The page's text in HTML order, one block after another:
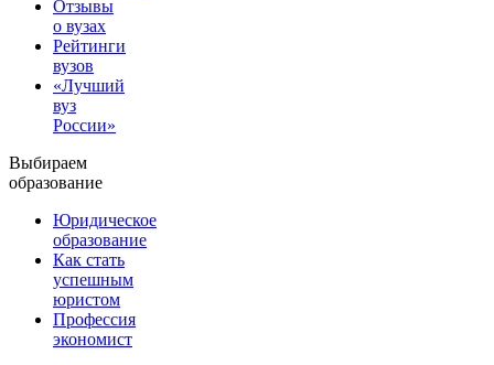
Отзывы
о вузах
Рейтинги
вузов
«Лучший
вуз
России»
Выбираем
образование
Юридическое
образование
Как стать
успешным
юристом
Профессия
экономист